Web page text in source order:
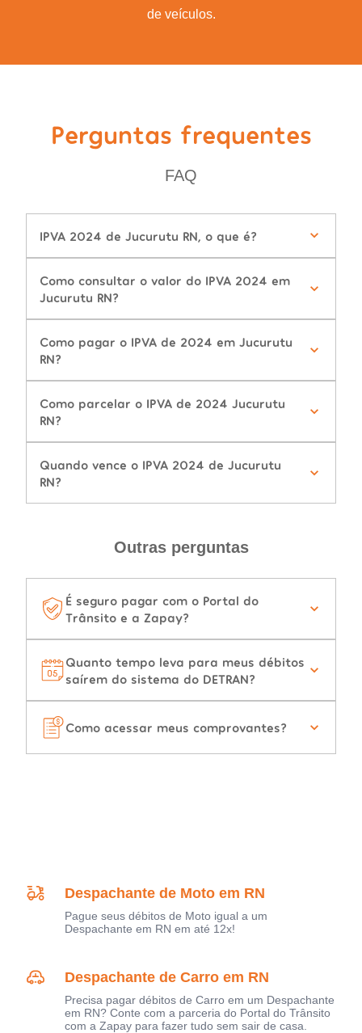
de veículos.
Perguntas frequentes
FAQ
IPVA 2024 de Jucurutu RN, o que é?
Como consultar o valor do IPVA 2024 em
Jucurutu RN?
Como pagar o IPVA de 2024 em Jucurutu
RN?
Como parcelar o IPVA de 2024 Jucurutu
RN?
Quando vence o IPVA 2024 de Jucurutu
RN?
Outras perguntas
É seguro pagar com o Portal do
Trânsito e a Zapay?
Quanto tempo leva para meus débitos
saírem do sistema do DETRAN?
Como acessar meus comprovantes?
Despachante de Moto em RN
Pague seus débitos de Moto igual a um
Despachante em RN em até 12x!
Despachante de Carro em RN
Precisa pagar débitos de Carro em um Despachante
em RN? Conte com a parceria do Portal do Trânsito
com a Zapay para fazer tudo sem sair de casa.